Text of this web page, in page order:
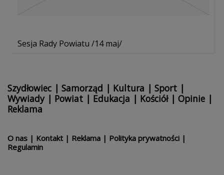
Sesja Rady Powiatu /14 maj/
Szydłowiec | Samorząd | Kultura | Sport |
Wywiady| Powiat | Edukacja | Kościół| Opinie |
Reklama
O nas | Kontakt | Reklama | Polityka prywatności |
Regulamin